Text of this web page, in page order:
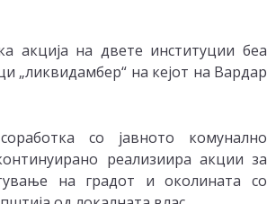
акција на двете институции беа
„ликвидамбер“ на кејот на Вардар
со јавното комунално
реализиира акции за
на градот и околината со